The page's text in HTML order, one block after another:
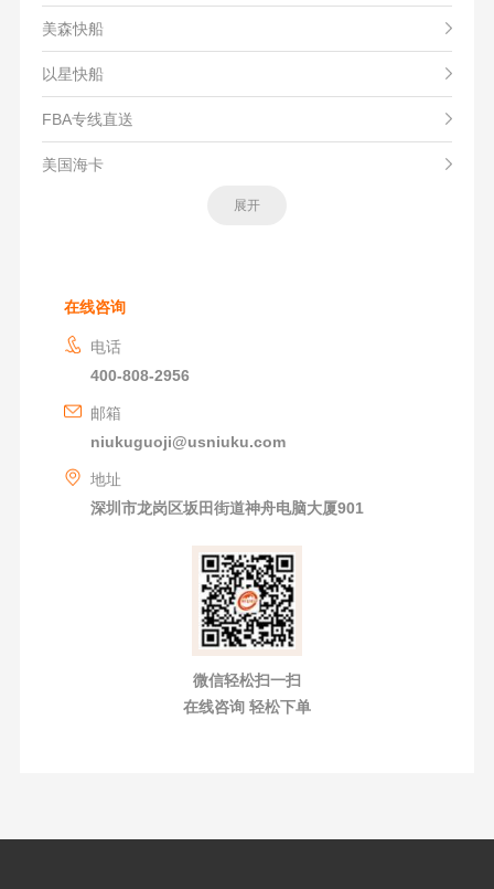
美森快船
以星快船
FBA专线直送
美国海卡
展开
在线咨询
电话
400-808-2956
邮箱
niukuguoji@usniuku.com
地址
深圳市龙岗区坂田街道神舟电脑大厦901
微信轻松扫一扫
在线咨询 轻松下单